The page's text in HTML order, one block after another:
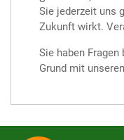
Sie jederzeit uns
Zukunft wirkt.
Sie haben
Grund mit